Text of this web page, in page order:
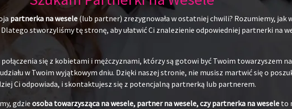
partnerka na wesele (lub partner) zrezygnowała w ostatniej chwili? Rozumiemy, jak
stworzyliśmy tę stronę, aby ułatwić Ci znalezienie odpowiedniej partnerki na
się z kobietami i mężczyznami, którzy są gotowi być Twoim towarzyszem
w Twoim wyjątkowym dniu. Dzięki naszej stronie, nie musisz martwić się o
Ci odpowiada, i skontaktujesz się z potencjalną partnerką lub partnerem.
gdzie osoba towarzysząca na wesele, partner na wesele, czy partnerka na wesele to